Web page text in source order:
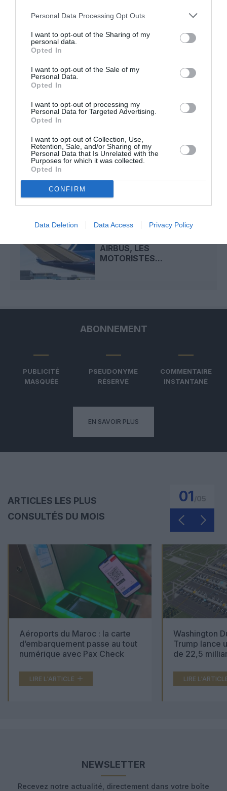
Personal Data Processing Opt Outs
I want to opt-out of the Sharing of my
personal data.
Opted In
I want to opt-out of the Sale of my
Personal Data.
Opted In
I want to opt-out of processing my
Personal Data for Targeted Advertising.
Opted In
I want to opt-out of Collection, Use,
Retention, Sale, and/or Sharing of my
Personal Data that Is Unrelated with the
Purposes for which it was collected.
Opted In
CONFIRM
Data Deletion Data Access Privacy Policy
RISQUE DE FISSURES :
CARNET DE VOYAGE : LA
CLASSE ECONOMIE
PREMIUM D’EMIRATES...
FARNBOROUGH 2026 :
AIRBUS, LES
MOTORISTES...
ABONNEMENT
PUBLICITÉ
MASQUÉE
PSEUDONYME
RÉSERVÉ
COMMENTAIRE
INSTANTANÉ
EN SAVOIR PLUS
ARTICLES LES PLUS
CONSULTÉS DU MOIS
01
Aéroports du Maroc : la carte
d’embarquement passe au tout
numérique avec Pax Check
LIRE L'ARTICLE
Washington
Trump lance
de 22,5
LIRE
NEWSLETTER
Recevez notre actualité, directement dans votre boîte